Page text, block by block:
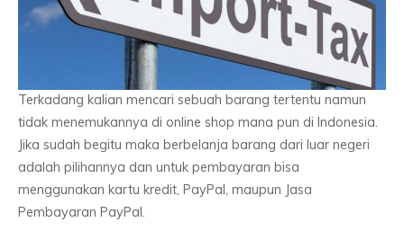
Terkadang kalian mencari sebuah barang tertentu namun
tidak menemukannya di online shop mana pun di Indonesia.
Jika sudah begitu maka berbelanja barang dari luar negeri
adalah pilihannya dan untuk pembayaran bisa
menggunakan kartu kredit, PayPal, maupun Jasa
Pembayaran PayPal.